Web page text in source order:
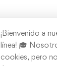
¡Bienvenido a
línea! 🎓
cookies, pero